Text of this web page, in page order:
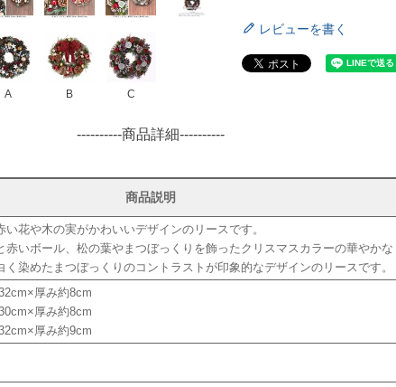
A B C
レビューを書く
----------商品詳細----------
商品説明
い花や木の実がかわいいデザインのリースです。
赤いボール、松の葉やまつぼっくりを飾ったクリスマスカラーの華やかな
く染めたまつぼっくりのコントラストが印象的なデザインのリースです。
厚み約8cm
厚み約8cm
厚み約9cm